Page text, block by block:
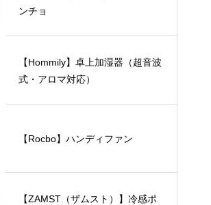
ンチョ
【Hommily】卓上加湿器（超音波
式・アロマ対応）
【Rocbo】ハンディファン
【ZAMST（ザムスト）】冷感ポ